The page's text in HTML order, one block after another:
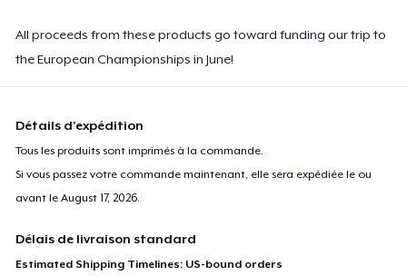
All proceeds from these products go toward funding our trip to
the European Championships in June!
Détails d'expédition
Tous les produits sont imprimés à la commande.
Si vous passez votre commande maintenant, elle sera expédiée le ou
avant leAugust 17, 2026
Délais de livraison standard
Estimated Shipping Timelines: US-bound orders